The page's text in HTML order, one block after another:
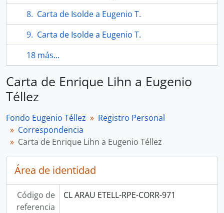
Carta de Isolde a Eugenio T.
Carta de Isolde a Eugenio T.
18 más...
Carta de Enrique Lihn a Eugenio
Téllez
Fondo Eugenio Téllez
Registro Personal
Correspondencia
Carta de Enrique Lihn a Eugenio Téllez
Área de identidad
Código de
referencia
CL ARAU ETELL-RPE-CORR-971